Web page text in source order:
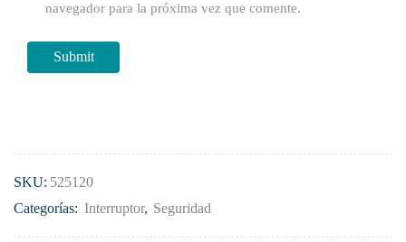
navegador para la próxima vez que comente.
SKU: 525120
Categorías: Interruptor, Seguridad